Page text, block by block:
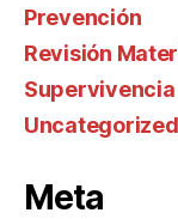
Prevención
Revisión
Supervivencia
Uncategorized
Meta